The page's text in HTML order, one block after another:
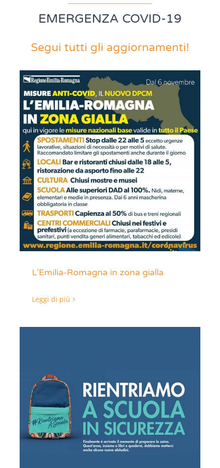
EMERGENZA COVID-19
Segui tutti gli aggiornamenti!
L’Emilia-Romagna in zona gialla
Leggi di più